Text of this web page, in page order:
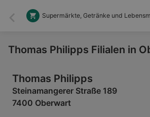
Zurück
Supermärkte, Getränke und
Thomas Philipps Filialen in
Thomas Philipps
Steinamangerer Straße 189
7400 Oberwart